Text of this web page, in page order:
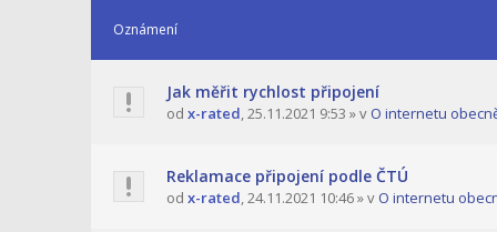
Oznámení
Jak měřit rychlost připojení
od x-rated,25.11.2021 9:53 » v O internetu
Reklamace připojení podle ČTÚ
od x-rated,24.11.2021 10:46» v O internetu